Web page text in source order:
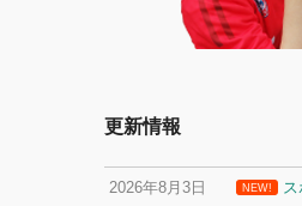
更新情報
2026年8月3日 NEW! ス